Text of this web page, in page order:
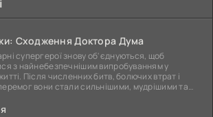
Сходження Доктора Дума
супергерої знову об'єднуються, щоб
з найнебезпечнішим випробуванням у
Після численних битв, болючих втрат і
вони стали сильнішими, мудрішими та